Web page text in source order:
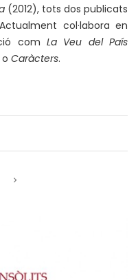
(2012), tots dos publicats
col·labora en
com La Veu del País
o Caràcters.